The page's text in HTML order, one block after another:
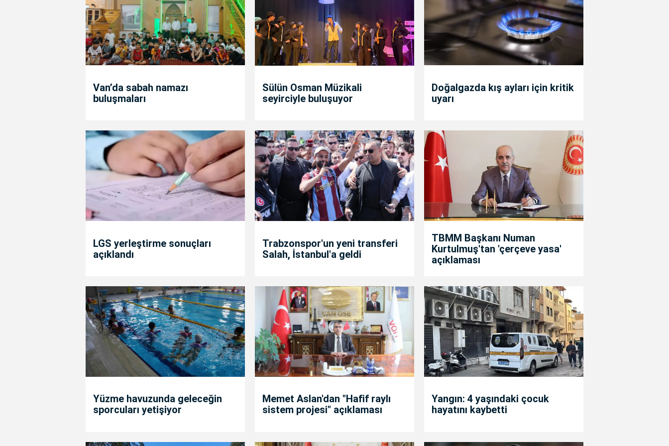
Van’da sabah namazı
buluşmaları
Sülün Osman Müzikali
seyirciyle buluşuyor
Doğalgazda kış ayları için kritik
uyarı
LGS yerleştirme sonuçları
açıklandı
Trabzonspor'un yeni transferi
Salah, İstanbul'a geldi
TBMM Başkanı Numan
Kurtulmuş'tan 'çerçeve yasa'
açıklaması
Yüzme havuzunda geleceğin
sporcuları yetişiyor
Memet Aslan'dan "Hafif raylı
sistem projesi" açıklaması
Yangın: 4 yaşındaki çocuk
hayatını kaybetti